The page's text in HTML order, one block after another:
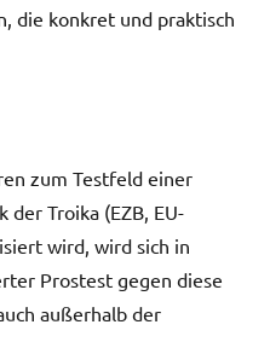
die konkret und praktisch
zum Testfeld einer
Troika (EZB, EU-
wird, wird sich in
Prostest gegen diese
außerhalb der